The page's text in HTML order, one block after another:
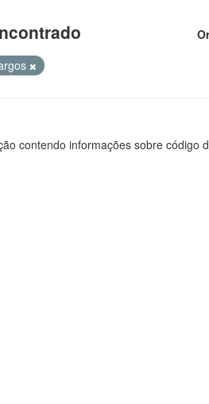
contendo informações sobre código